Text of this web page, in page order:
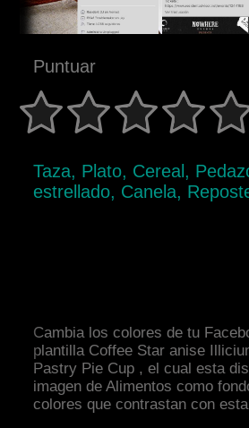
Puntuar
Taza, Plato, Cereal,
estrellado, Canela,
Cambia los colores de tu
plantilla Coffee Star anise
Pastry Pie Cup , el cual esta
imagen de Alimentos como
colores que contrastan con